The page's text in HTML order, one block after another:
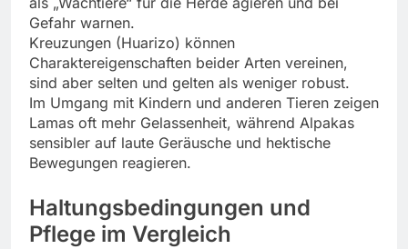
Gefahr warnen.
Kreuzungen (Huarizo) können
Charaktereigenschaften beider Arten vereinen,
sind aber selten und gelten als weniger robust.
Im Umgang mit Kindern und anderen Tieren zeigen
Lamas oft mehr Gelassenheit, während Alpakas
sensibler auf laute Geräusche und hektische
Bewegungen reagieren.
Haltungsbedingungen und
Pflege im Vergleich